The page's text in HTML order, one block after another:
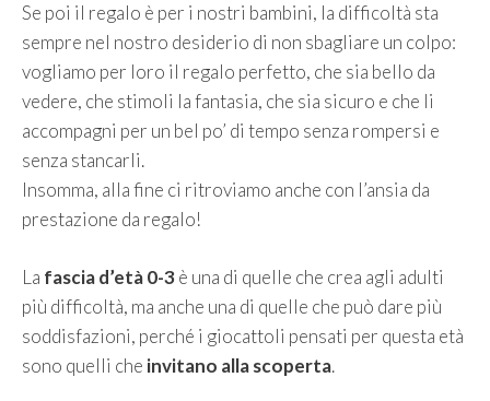
Se poi il regalo è per i nostri bambini, la difficoltà sta
sempre nel nostro desiderio di non sbagliare un colpo:
vogliamo per loro il regalo perfetto, che sia bello da
vedere, che stimoli la fantasia, che sia sicuro e che li
accompagni per un bel po’ di tempo senza rompersi e
senza stancarli.
Insomma, alla fine ci ritroviamo anche con l’ansia da
prestazione da regalo!
La fascia d’età 0-3è una di quelle che crea agli adulti
più difficoltà, ma anche una di quelle che può dare più
soddisfazioni, perché i giocattoli pensati per questa età
sono quelli che invitano alla scoperta.